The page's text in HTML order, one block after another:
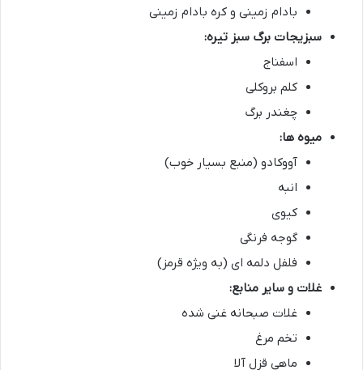
بادام زمینی و کره بادام زمینی
سبزیجات برگ سبز تیره:
اسفناج
کلم بروکلی
چغندر برگ
میوه ها:
آووکادو (منبع بسیار خوب)
انبه
کیوی
گوجه فرنگی
فلفل دلمه ای (به ویژه قرمز)
غلات و سایر منابع:
غلات صبحانه غنی شده
تخم مرغ
ماهی قزل آلا